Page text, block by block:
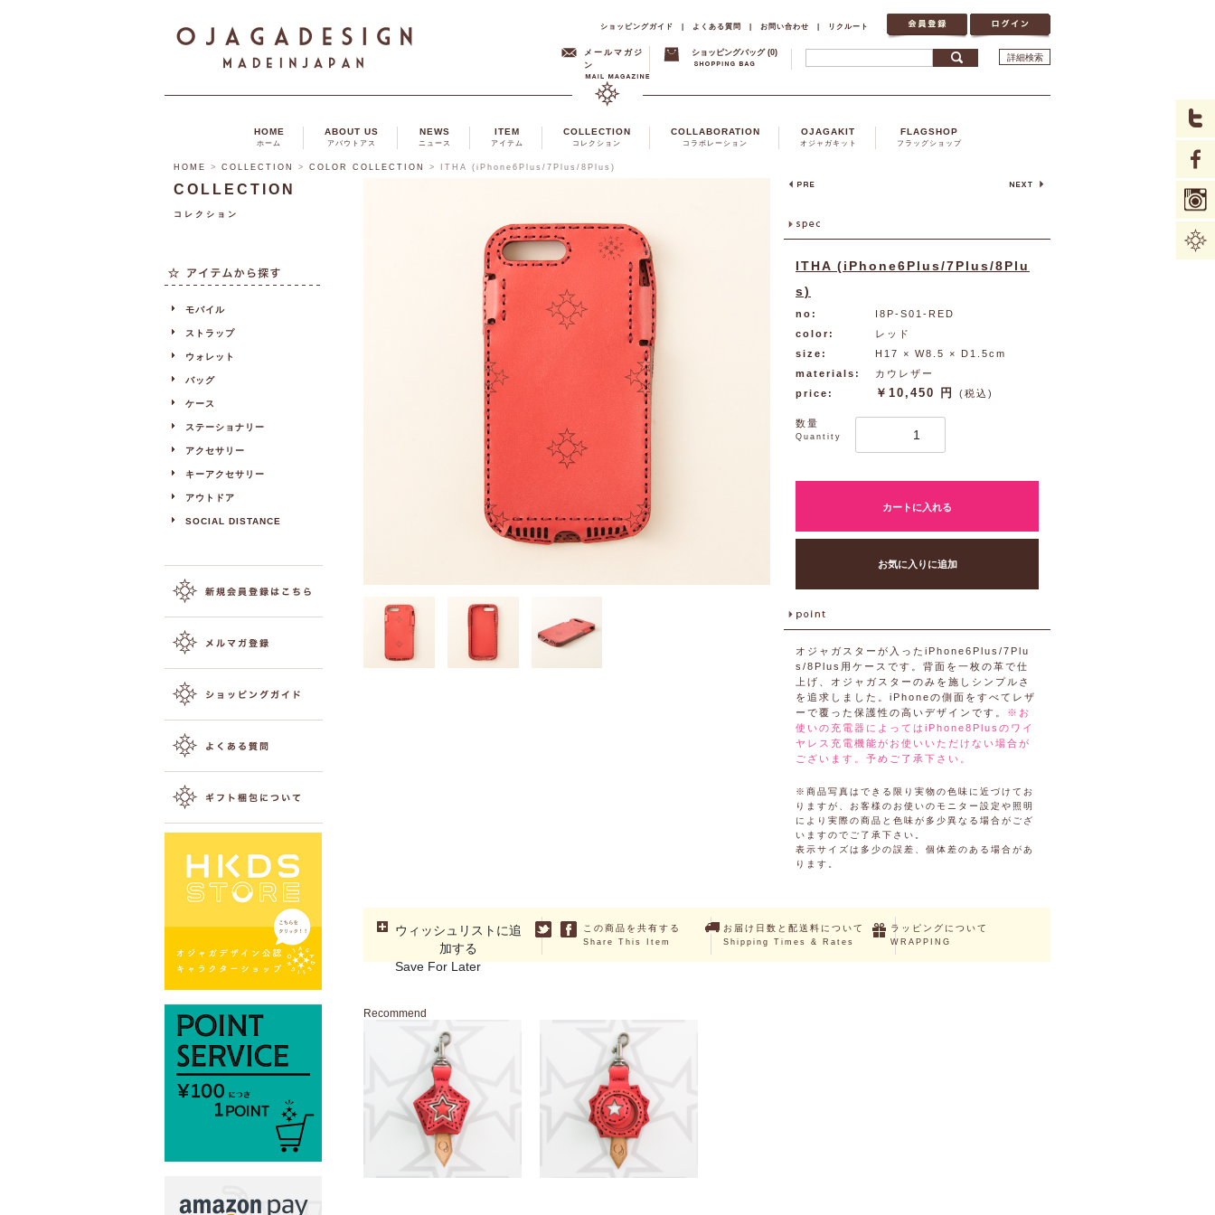
ショッピングガイド | よくある質問 | お問い合わせ | リクルート
メールマガジ
ン
ショッピングバッグ (0) 詳細検索
HOME
ホーム
ABOUT US
アバウトアス
NEWS
ニュース
ITEM
アイテム
COLLECTION
コレクション
COLLABORATION
コラボレーション
OJAGAKIT
オジャガキット
FLAGSHOP
フラッグショップ
HOME > COLLECTION > COLOR COLLECTION > ITHA (iPhone6Plus/7Plus/8Plus)
ITHA (iPhone6Plus/7Plus/8Plu
s)
no:
I8P-S01-RED
color:
レッド
size:
H17 × W8.5 × D1.5cm
materials:
カウレザー
price:
￥10,450 円 (税込)
数量
Quantity
カートに入れる
お気に入りに追加
オジャガスターが入ったiPhone6Plus/7Plu
s/8Plus用ケースです。背面を一枚の革で仕
上げ、オジャガスターのみを施しシンプルさ
を追求しました。iPhoneの側面をすべてレザ
ーで覆った保護性の高いデザインです。 ※お
使いの充電器によってはiPhone8Plusのワイ
ヤレス充電機能がお使いいただけない場合が
ございます。予めご了承下さい。
※商品写真はできる限り実物の色味に近づけてお
りますが、お客様のお使いのモニター設定や照明
により実際の商品と色味が多少異なる場合がござ
いますのでご了承下さい。
表示サイズは多少の誤差、個体差のある場合があ
ります。
ウィッシュリストに追
加する
Save For Later
この商品を共有する
Share This Item
お届け日数と配送料について
Shipping Times & Rates
ラッピングについて
WRAPPING
Recommend
COLLECTION
コレクション
モバイル
ストラップ
ウォレット
バッグ
ケース
ステーショナリー
アクセサリー
キーアクセサリー
アウトドア
SOCIAL DISTANCE